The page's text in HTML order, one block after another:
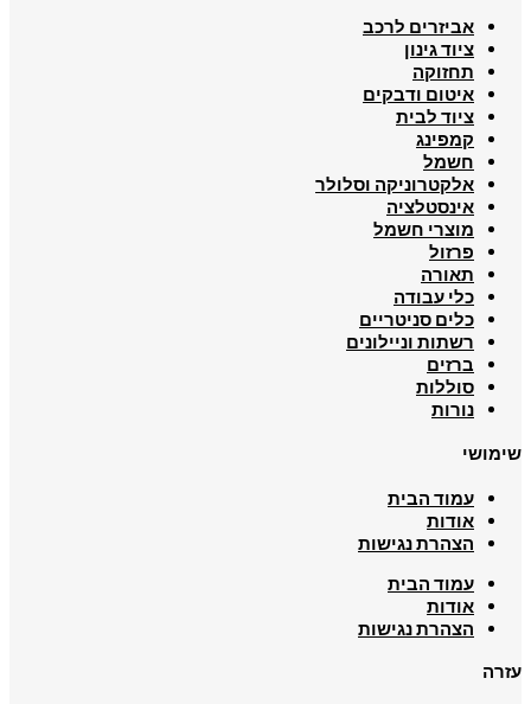
אביזרים לרכב
ציוד גינון
תחזוקה
איטום ודבקים
ציוד לבית
קמפינג
חשמל
אלקטרוניקה וסלולר
אינסטלציה
מוצרי חשמל
פרזול
תאורה
כלי עבודה
כלים סניטריים
רשתות וניילונים
ברזים
סוללות
נורות
שימושי
עמוד הבית
אודות
הצהרת נגישות
עמוד הבית
אודות
הצהרת נגישות
עזרה